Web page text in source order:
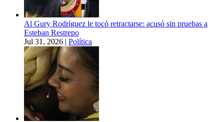
Al Gury Rodríguez le tocó retractarse: acusó sin pruebas a
Esteban Restrepo
Jul 31, 2026 | Política